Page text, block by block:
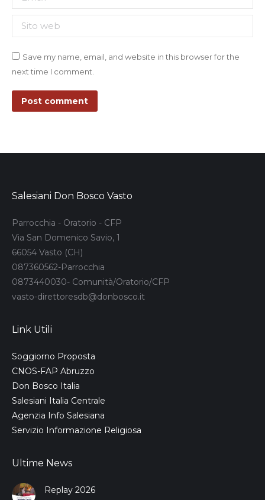
Sito web
Save my name, email, and website in this browser for the
next time I comment.
Post comment
Salesiani Don Bosco Vasto
Parrocchia - Oratorio - CFP
Via San Domenico Savio, 1
66054 Vasto (CH)
087360562-Parrocchia
0873440030- Comunità/Oratorio/CFP
vasto-direttoresdb@donbosco.it
Link Utili
Soggiorno Proposta
CNOS-FAP Abruzzo
Don Bosco Italia
Salesiani Italia Centrale
Agenzia Info Salesiana
Servizio Informazione Religiosa
Ultime News
Replay 2026